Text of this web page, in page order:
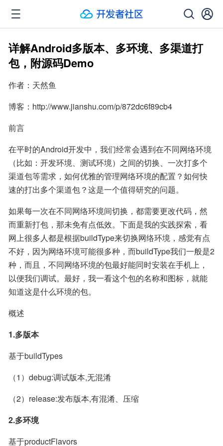
详解Android多版本、多环境、多渠道打
包，附源码Demo
作者：天然鱼
博客：http://www.jianshu.com/p/872dc6f89cb4
前言
在平时的Android开发中，我们经常会遇到在不同网络环境
（比如：开发环境、测试环境）之间的切换、一次打多个
渠道包等需求，如何优雅的管理网络环境的配置？如何快
速的打出多个渠道包？这是一个值得研究的问题。
如果每一次在不同网络环境间切换，都需要更改代码，然
而重新打包，那未免有点低效。下面是我的实践探索，看
网上很多人都是根据buildType来切换网络环境，感觉有点
不好，因为网络环境可能很多种，而buildType我们一般是2
种，而且，不同网络环境的包最好能同时安装在手机上，
以便我们调试。最好，我一看这个包的名称和图标，就能
知道这是什么环境的包。
概述
1.多版本
基于buildTypes
（1）debug:调试版本,无混淆
（2）release:发布版本,有混淆、压缩
2.多环境
基于productFlavors